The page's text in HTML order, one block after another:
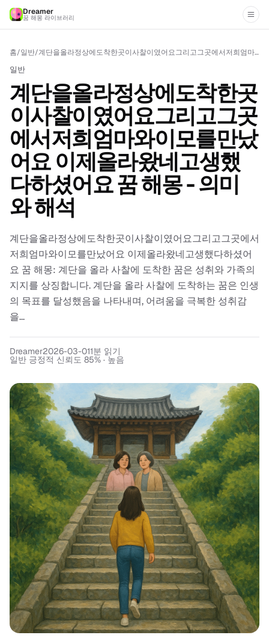
Dreamer
꿈 해몽 라이브러리
홈/일반/ 계단을올라정상에도착한곳이사찰이였어요그리고그곳에서저희엄마와이모를만났어요 이제올라왔네고생했다하셨어요 꿈 해몽 - 의미와 해석
일반
계단을올라정상에도착한곳
이사찰이였어요그리고그곳
에서저희엄마와이모를만났
어요 이제올라왔네고생했
다하셨어요 꿈 해몽 - 의미
와 해석
계단을올라정상에도착한곳이사찰이였어요그리고그곳에서
저희엄마와이모를만났어요 이제올라왔네고생했다하셨어
요 꿈 해몽: 계단을 올라 사찰에 도착한 꿈은 성취와 가족의
지지를 상징합니다. 계단을 올라 사찰에 도착하는 꿈은 인생
의 목표를 달성했음을 나타내며, 어려움을 극복한 성취감
을...
Dreamer2026-03-011분 읽기
일반 긍정적 신뢰도 85% · 높음